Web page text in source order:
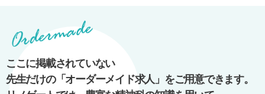
ゲ
シ
ョ
ここに掲載されていない
先生だけの「オーダーメイド求人」をご用意できます。